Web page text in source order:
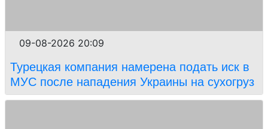
09-08-2026 20:09
Турецкая компания намерена подать иск в
МУС после нападения Украины на сухогруз